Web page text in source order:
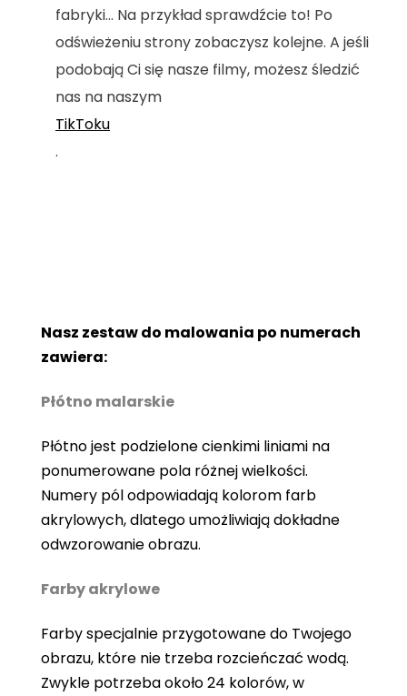
fabryki... Na przykład sprawdźcie to! Po
odświeżeniu strony zobaczysz kolejne. A jeśli
podobają Ci się nasze filmy, możesz śledzić
nas na naszym
TikToku
.
Nasz zestaw do malowania po numerach
zawiera:
Płótno malarskie
Płótno jest podzielone cienkimi liniami na
ponumerowane pola różnej wielkości.
Numery pól odpowiadają kolorom farb
akrylowych, dlatego umożliwiają dokładne
odwzorowanie obrazu.
Farby akrylowe
Farby specjalnie przygotowane do Twojego
obrazu, które nie trzeba rozcieńczać wodą.
Zwykle potrzeba około 24 kolorów, w